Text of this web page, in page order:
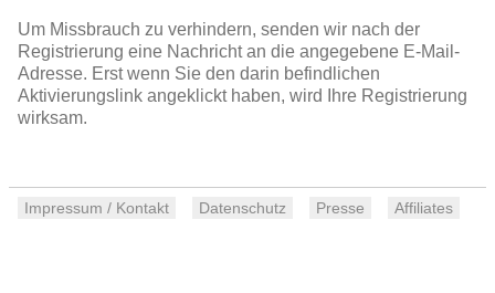
Um Missbrauch zu verhindern, senden wir nach der
Registrierung eine Nachricht an die angegebene E-Mail-
Adresse. Erst wenn Sie den darin befindlichen
Aktivierungslink angeklickt haben, wird Ihre Registrierung
wirksam.
Impressum / Kontakt Datenschutz Presse Affiliates